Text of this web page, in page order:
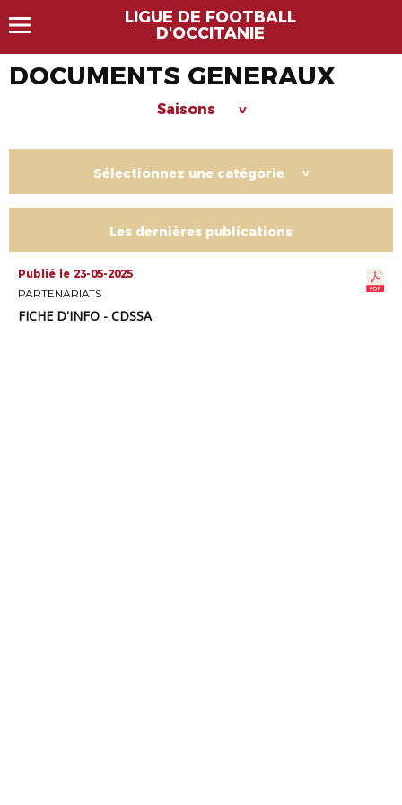
LIGUE DE FOOTBALL
D'OCCITANIE
DOCUMENTS GENERAUX
Saisons >
Sélectionnez une catégorie >
Les dernières publications
Publié le 23-05-2025
PARTENARIATS
FICHE D'INFO - CDSSA